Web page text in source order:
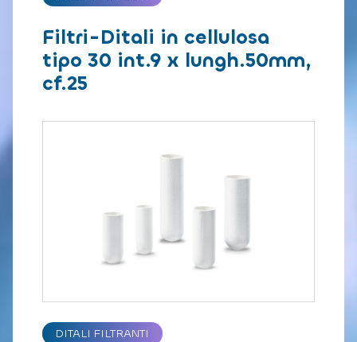
Filtri-Ditali in cellulosa
tipo 30 int.9 x lungh.50mm,
cf.25
DITALI FILTRANTI